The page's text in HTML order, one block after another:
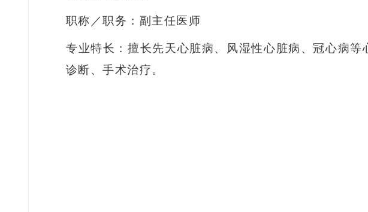
职称／职务：副主任医师
专业特长：擅长先天心脏病、风湿性心脏病、冠心病
诊断、手术治疗。